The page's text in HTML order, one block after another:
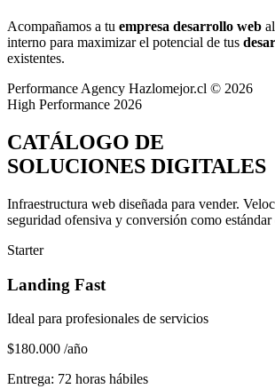
Acompañamos a tu empresa desarrollo web
interno para maximizar el potencial de tus
existentes.
Performance Agency Hazlomejor.cl © 2026
High Performance 2026
CATÁLOGO DE
SOLUCIONES DIGITALES
Infraestructura web diseñada para vender.
seguridad ofensiva y conversión como
Starter
Landing Fast
Ideal para profesionales de servicios
$180.000 /año
Entrega: 72 horas hábiles